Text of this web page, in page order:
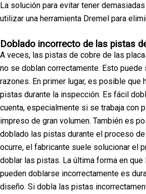
La solución para evitar tener
utilizar una herramienta Dremel para
Doblado incorrecto de las pistas
A veces, las pistas de cobre de las
no se doblan correctamente. Esto puede
razones. En primer lugar, es posible que
pistas durante la inspección. Es fácil
cuenta, especialmente si se trabaja con
impreso de gran volumen. También es
doblado las pistas durante el proceso
ocurre, el fabricante suele solucionar el
doblar las pistas. La última forma en
pueden doblarse incorrectamente es
diseño. Si dobla las pistas